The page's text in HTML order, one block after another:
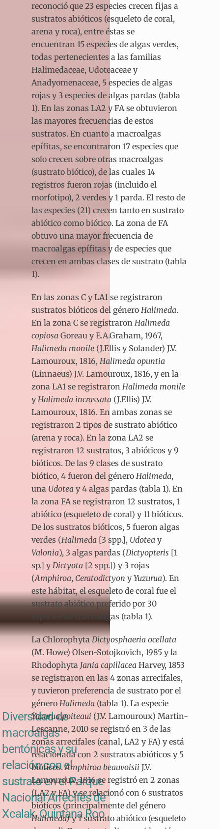
Diversidad de
macroalgas
bentónicas y su
relación con el
sustrato en el Parque
Nacional Arrecifes de
Xcalak, Quintana Roo
reconoció que 23 especies crecen fijas a
sustratos abióticos (esqueleto de coral,
arena y roca), entre éstas se
encuentran 15 especies de algas verdes,
todas pertenecientes a las familias
Halimedaceae, Udoteaceae y
Anadyomenaceae, 5 especies de algas
rojas y 3 especies de algas pardas (tabla
1). En las zonas LA2 y FA se obtuvieron
las mayores frecuencias de estos
sustratos. En cuanto a macroalgas
epífitas, se encontraron 17 especies que
solo crecen sobre otras macroalgas
(sustrato biótico), de las cuales 14
registros fueron rojas (incluido el
morfotipo), 2 verdes y 1 parda. El resto de
las especies (21) crecen tanto en sustrato
abiótico como biótico. La zona de FA
obtuvo una mayor frecuencia de
macroalgas epífitas y de especies que
crecen en ambas clases de sustrato (tabla
1).
En las zonas C y LA1 se registraron
sustratos bióticos del género Halimeda.
En la zona C se registraron Halimeda
copiosa Goreau y E.A.Graham, 1967,
Halimeda monile (J.Ellis y Solander) J.V.
Lamouroux, 1816, Halimeda opuntia
(Linnaeus) J.V. Lamouroux, 1816, y en la
zona LA1 se registraron Halimeda monile
y Halimeda incrassata (J.Ellis) J.V.
Lamouroux, 1816. En ambas zonas se
registraron 2 tipos de sustrato abiótico
(arena y roca). En la zona LA2 se
registraron 12 sustratos, 3 abióticos y 9
bióticos. De las 9 clases de sustrato
biótico, 4 fueron del género Halimeda,
una Udotea y 4 algas pardas (tabla 1). En
la zona FA se registraron 12 sustratos, 1
abiótico (esqueleto de coral) y 11 bióticos.
De los sustratos bióticos, 5 fueron algas
verdes (Halimeda [3 spp.], Udotea y
Valonia), 3 algas pardas (Dictyopteris [1
sp.] y Dictyota [2 spp.]) y 3 rojas
(Amphiroa, Ceratodictyon yYuzurua). En
este hábitat, el esqueleto de coral fue el
sustrato abiótico preferido por 30
especies de macroalgas (tabla 1).
La Chlorophyta Dictyosphaeria ocellata
(M. Howe) Olsen-Sotojkovich, 1985 y la
Rhodophyta Jania capillacea Harvey, 1853
se registraron en las 4 zonas arrecifales,
y tuvieron preferencia de sustrato por el
género Halimeda (tabla 1). La especie
Yuzurua poiteaui (J.V. Lamouroux) Martin-
Lescanne, 2010 se registró en 3 de las
zonas arrecifales (canal, LA2 y FA) y está
relacionada con 2 sustratos abióticos y 5
bióticos.Amphiroa beauvoisii J.V.
Lamouroux, 1816 se registró en 2 zonas
(LA2 y FA) y se relacionó con 6 sustratos
bióticos (principalmente del género
Halimeda)y 1 sustrato abiótico (esqueleto